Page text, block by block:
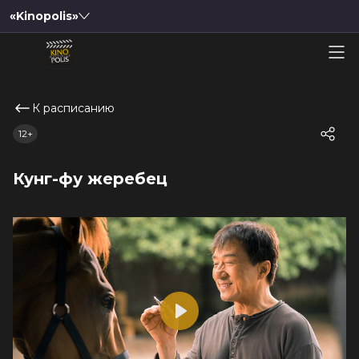
«Kinopolis»
К расписанию
Кунг-фу жеребец
12+
Play